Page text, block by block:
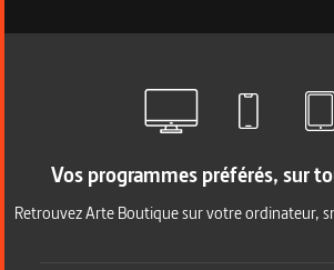
Vos programmes préférés, sur
Retrouvez Arte Boutique sur votre ordinateur,